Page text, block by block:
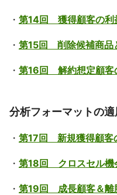
・ 第14回 獲得顧客の利
・ 第15回 削除候補商品
・ 第16回 解約想定顧客
分析フォーマットの
・ 第17回 新規獲得顧客
・ 第18回 クロスセル機
・ 第19回 成長顧客＆離